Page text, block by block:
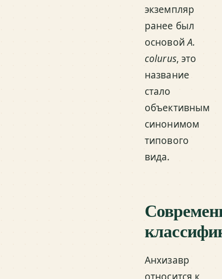
экземпляр
ранее был
основойA.
colurus, это
название
стало
объективным
синонимом
типового
вида.
Анхизавр
относится к